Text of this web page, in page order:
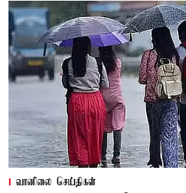
வானிலை செய்திகள்